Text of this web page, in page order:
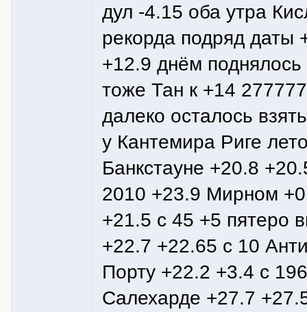
дул -4.15 оба утра
рекорда подряд даты
+12.9 днём
тоже Тан к +14
далеко осталось
у Кантемира Риге
Банкстауне +20.8
2010 +23.9 Мирном
+21.5 с 45 +5 пятеро
+22.7 +22.65 с 10
Порту +22.2 +3.4 с
Салехарде +27.7